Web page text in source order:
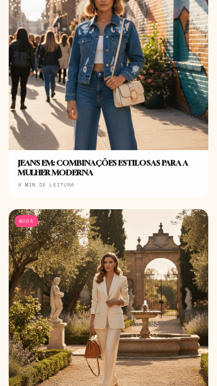
JEANS EM: COMBINAÇÕES ESTILOSAS PARA A
MULHER MODERNA
8 MIN DE LEITURA
MODA